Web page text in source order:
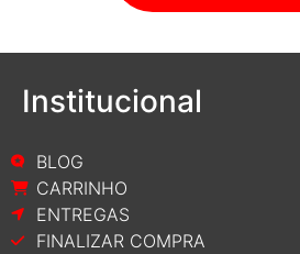
Institucional
BLOG
CARRINHO
ENTREGAS
FINALIZAR COMPRA